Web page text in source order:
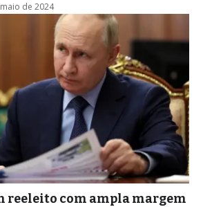
de 2024
com ampla margem